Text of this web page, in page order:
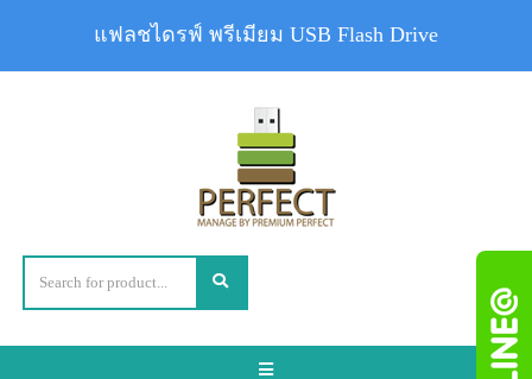
Toggle
แฟลชไดรฟ์ พรีเมียม USB Flash Drive